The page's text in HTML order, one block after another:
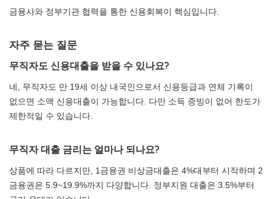
금융사와 정부기관 협력을 통한 신용회복이 핵심입니다.
자주 묻는 질문
무직자도 신용대출을 받을 수 있나요?
네, 무직자도 만 19세 이상 내국인으로서 신용등급과 연체 기록이
없으면 소액 신용대출이 가능합니다. 다만 소득 증빙이 없어 한도가
제한적일 수 있습니다.
무직자 대출 금리는 얼마나 되나요?
상품에 따라 다르지만, 1금융권 비상금대출은 4%대부터 시작하며 2
금융권은 5.9~19.9%까지 다양합니다. 정부지원 대출은 3.5%부터